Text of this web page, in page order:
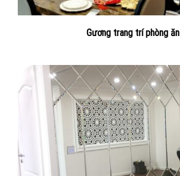
Gương trang trí phòng ăn